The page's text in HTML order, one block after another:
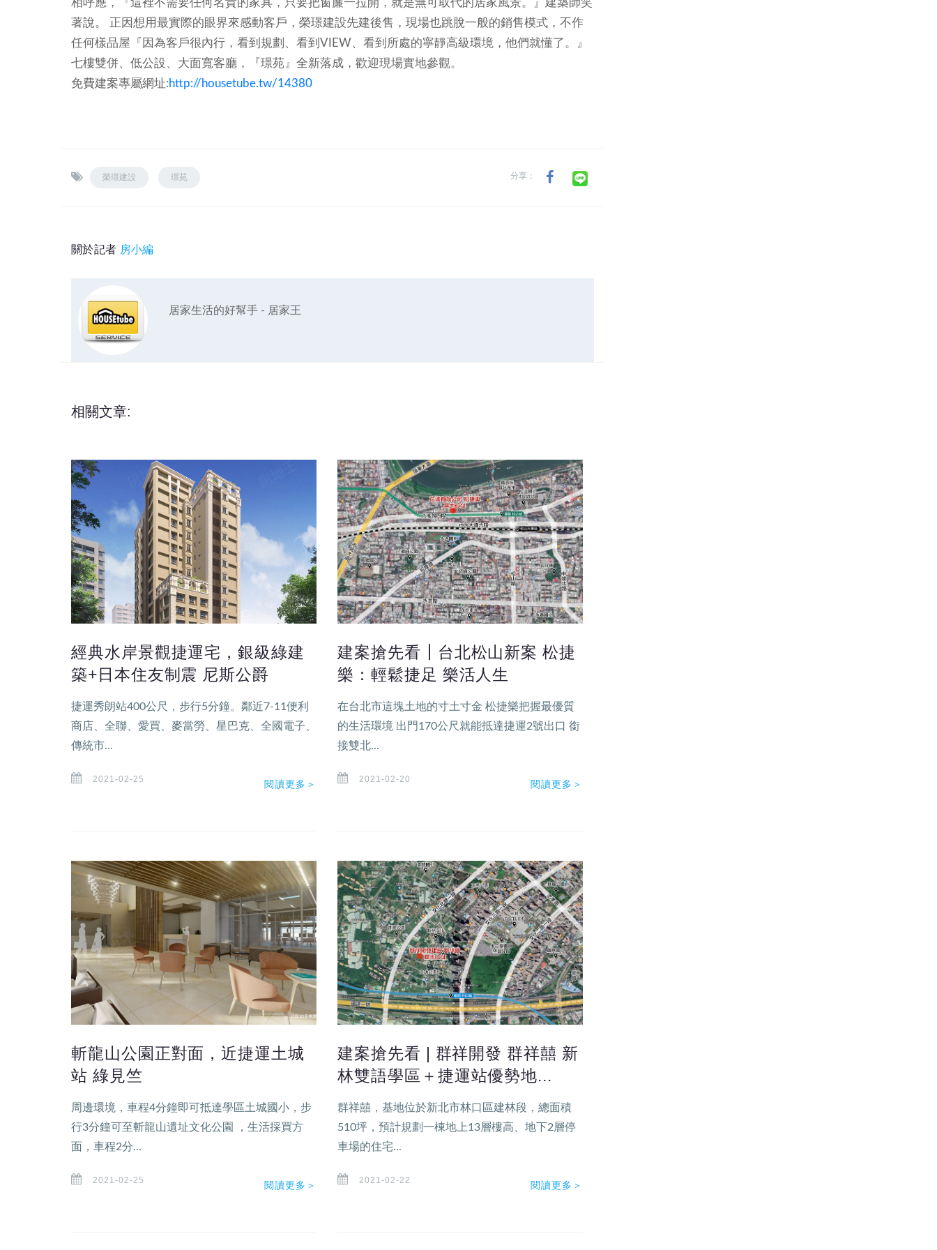
相呼應，『這裡不需要任何名貴的家具，只要把窗簾一拉開，就是無可取代的居家風景。』建築師笑
著說。
正因想用最實際的眼界來感動客戶，榮璟建設先建後售，現場也跳脫一般的銷售模式，不作
任何樣品屋『因為客戶很內行，看到規劃、看到VIEW、看到所處的寧靜高級環境，他們就懂了。』
七樓雙併、低公設、大面寬客廳，『璟苑』全新落成，歡迎現場實地參觀。
免費建案專屬網址:http://housetube.tw/14380
榮璟建設 璟苑 分享：
關於記者 房小編
居家生活的好幫手 - 居家王
相關文章:
經典水岸景觀捷運宅，銀級綠建
築+日本住友制震 尼斯公爵
捷運秀朗站400公尺，步行5分鐘。鄰近7-11便利
商店、全聯、愛買、麥當勞、星巴克、全國電子、
傳統市...
2021-02-25 閱讀更多＞
建案搶先看┃台北松山新案 松捷
樂：輕鬆捷足 樂活人生
在台北市這塊土地的寸土寸金 松捷樂把握最優質
的生活環境 出門170公尺就能抵達捷運2號出口 銜
接雙北...
2021-02-20 閱讀更多＞
斬龍山公園正對面，近捷運土城
站 綠見竺
周邊環境，車程4分鐘即可抵達學區土城國小，步
行3分鐘可至斬龍山遺址文化公園 ，生活採買方
面，車程2分...
2021-02-25 閱讀更多＞
建案搶先看 | 群祥開發 群祥囍 新
林雙語學區＋捷運站優勢地...
群祥囍，基地位於新北市林口區建林段，總面積
510坪，預計規劃一棟地上13層樓高、地下2層停
車場的住宅...
2021-02-22 閱讀更多＞